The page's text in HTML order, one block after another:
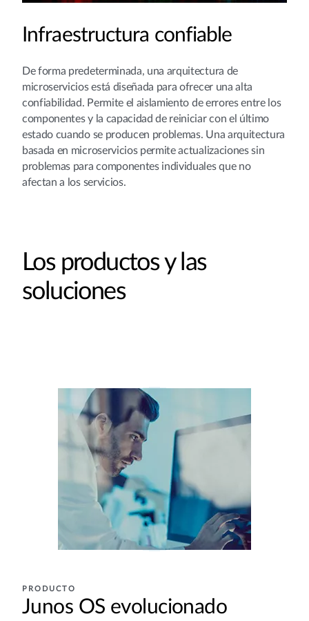
Infraestructura confiable
De forma predeterminada, una arquitectura de
microservicios está diseñada para ofrecer una alta
confiabilidad. Permite el aislamiento de errores entre los
componentes y la capacidad de reiniciar con el último
estado cuando se producen problemas. Una arquitectura
basada en microservicios permite actualizaciones sin
problemas para componentes individuales que no
afectan a los servicios.
Los productos y las
soluciones
PRODUCTO
Junos OS evolucionado